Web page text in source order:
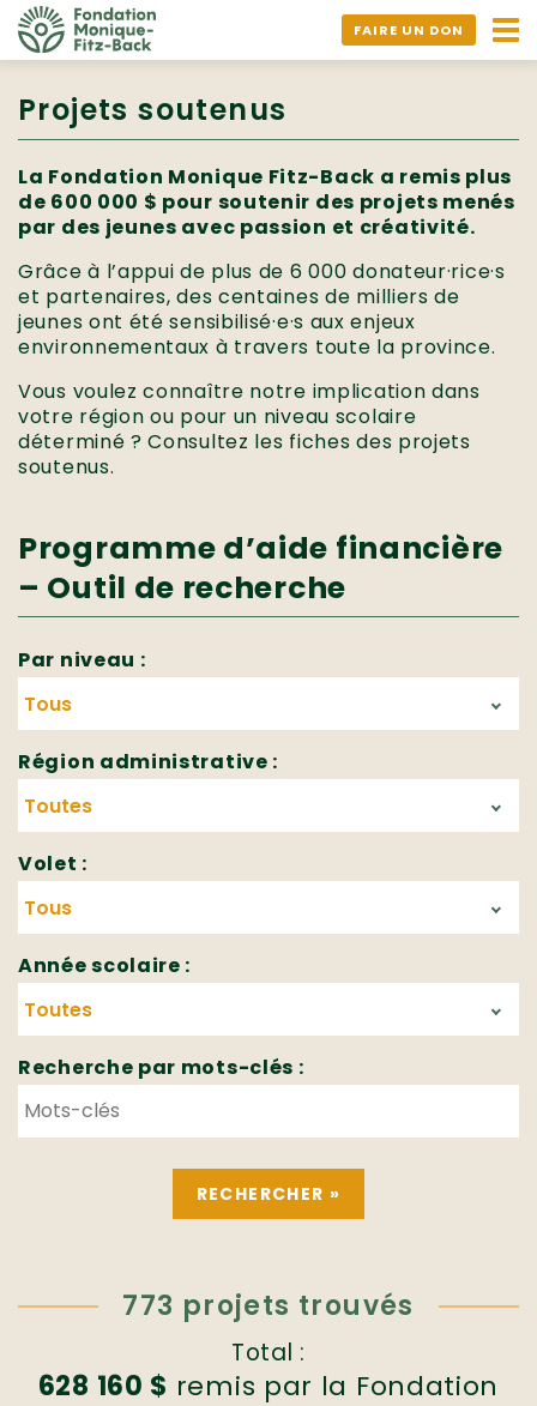
FAIRE UN DON
Projets soutenus
La Fondation Monique Fitz-Back a remis plus
de 600 000 $ pour soutenir des projets menés
par des jeunes avec passion et créativité.
Grâce à l’appui de plus de 6 000 donateur·rice·s
et partenaires, des centaines de milliers de
jeunes ont été sensibilisé·e·s aux enjeux
environnementaux à travers toute la province.
Vous voulez connaître notre implication dans
votre région ou pour un niveau scolaire
déterminé ? Consultez les fiches des projets
soutenus.
Programme d’aide financière
– Outil de recherche
Par niveau :
Région administrative :
Volet :
Année scolaire :
Recherche par mots-clés :
773 projets trouvés
Total :
628 160 $ remis par la Fondation